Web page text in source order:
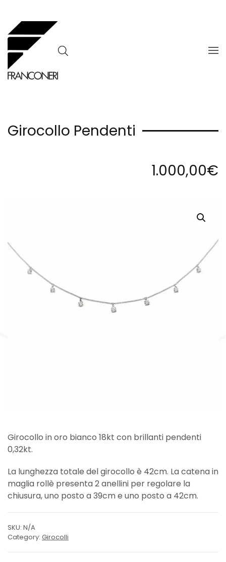
Skip to main content
Girocollo Pendenti
1.000,00€
Girocollo in oro bianco 18kt con brillanti pendenti
0,32kt.
La lunghezza totale del girocollo è 42cm. La catena in
maglia rollè presenta 2 anellini per regolare la
chiusura, uno posto a 39cm e uno posto a 42cm.
SKU: N/A
Category: Girocolli